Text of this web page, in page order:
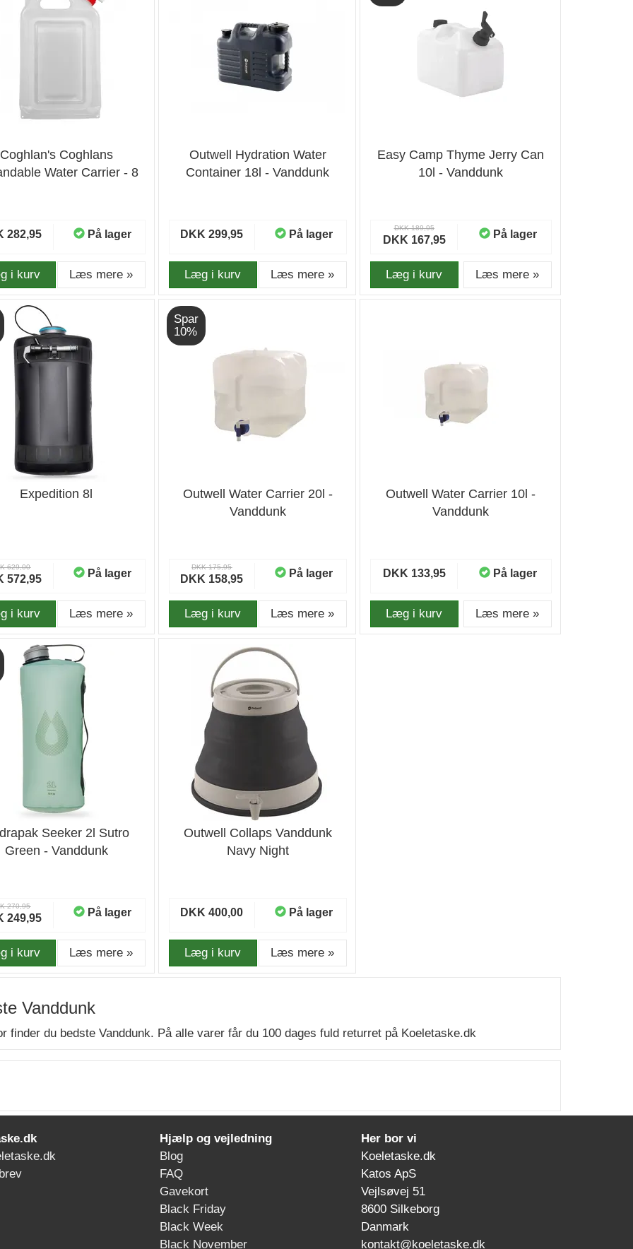
Coghlan's Coghlans
Water Carrier - 8
282,95 På lager
i kurv Læs mere »
Outwell Hydration Water
Container 18l - Vanddunk
DKK 299,95 På lager
Læg i kurv Læs mere »
Easy Camp Thyme Jerry Can
10l - Vanddunk
DKK 189,95
DKK 167,95 På lager
Læg i kurv Læs mere »
Expedition 8l
629,00
572,95 På lager
i kurv Læs mere »
Spar
10%
Outwell Water Carrier 20l -
Vanddunk
DKK 175,95
DKK 158,95 På lager
Læg i kurv Læs mere »
Outwell Water Carrier 10l -
Vanddunk
DKK 133,95 På lager
Læg i kurv Læs mere »
Seeker 2l Sutro
Green - Vanddunk
270,95
249,95 På lager
i kurv Læs mere »
Outwell Collaps Vanddunk
Navy Night
DKK 400,00 På lager
Læg i kurv Læs mere »
Vanddunk
finder du bedste Vanddunk. På alle varer får du 100 dages fuld returret på Koeletaske.dk
Hjælp og vejledning
Blog
FAQ
Gavekort
Black Friday
Black Week
Black November
Her bor vi
Koeletaske.dk
Katos ApS
Vejlsøvej 51
8600 Silkeborg
Danmark
kontakt@koeletaske.dk